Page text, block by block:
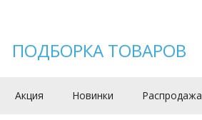
ПОДБОРКА ТОВАРОВ
Акция Новинки Распродажа